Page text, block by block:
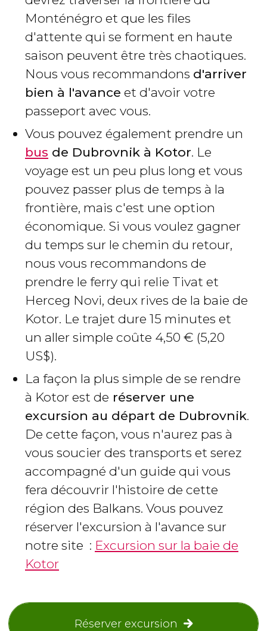
Monténégro et que les files
d'attente qui se forment en haute
saison peuvent être très chaotiques.
Nous vous recommandons d'arriver
bien à l'avance et d'avoir votre
passeport avec vous.
Vous pouvez également prendre un
bus de Dubrovnik à Kotor. Le
voyage est un peu plus long et vous
pouvez passer plus de temps à la
frontière, mais c'est une option
économique. Si vous voulez gagner
du temps sur le chemin du retour,
nous vous recommandons de
prendre le ferry qui relie Tivat et
Herceg Novi, deux rives de la baie de
Kotor. Le trajet dure 15 minutes et
un aller simple coûte 4,50 € (5,20
US$).
La façon la plus simple de se rendre
à Kotor est de réserver une
excursion au départ de Dubrovnik.
De cette façon, vous n'aurez pas à
vous soucier des transports et serez
accompagné d'un guide qui vous
fera découvrir l'histoire de cette
région des Balkans. Vous pouvez
réserver l'excursion à l'avance sur
notre site : Excursion sur la baie de
Kotor
Réserver excursion